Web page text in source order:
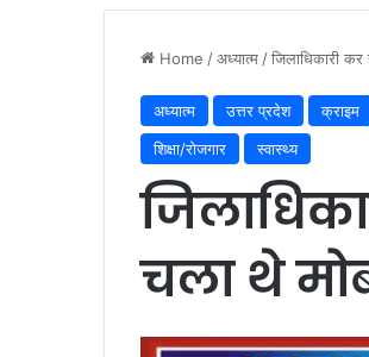
Home /अध्यात्म /जिलाधिकारी
अध्यात्म उत्तर प्रदेश क्राइम
शिक्षा/रोजगार
स्वास्थ्य
चला थे